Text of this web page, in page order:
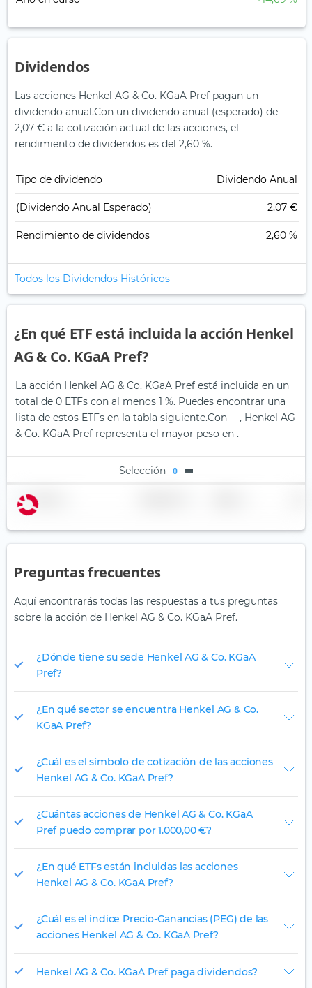
Dividendos
Las acciones Henkel AG & Co. KGaA Pref pagan un
dividendo anual.Con un dividendo anual (esperado) de
2,07 € a la cotización actual de las acciones, el
rendimiento de dividendos es del 2,60 %.
Tipo de dividendo Dividendo Anual
(Dividendo Anual Esperado) 2,07 €
Rendimiento de dividendos 2,60 %
Todos los Dividendos Históricos
¿En qué ETF está incluida la acción Henkel
AG & Co. KGaA Pref?
La acción Henkel AG & Co. KGaA Pref está incluida en un
total de 0 ETFs con al menos 1 %. Puedes encontrar una
lista de estos ETFs en la tabla siguiente.Con —, Henkel AG
& Co. KGaA Pref representa el mayor peso en .
Selección 0
Nombre
Preguntas frecuentes
Aquí encontrarás todas las respuestas a tus preguntas
sobre la acción de Henkel AG & Co. KGaA Pref.
¿Dónde tiene su sede Henkel AG & Co. KGaA
Pref?
¿En qué sector se encuentra Henkel AG & Co.
KGaA Pref?
¿Cuál es el símbolo de cotización de las acciones
Henkel AG & Co. KGaA Pref?
¿Cuántas acciones de Henkel AG & Co. KGaA
Pref puedo comprar por 1.000,00 €?
¿En qué ETFs están incluidas las acciones
Henkel AG & Co. KGaA Pref?
¿Cuál es el índice Precio-Ganancias (PEG) de las
acciones Henkel AG & Co. KGaA Pref?
Henkel AG & Co. KGaA Pref paga dividendos?